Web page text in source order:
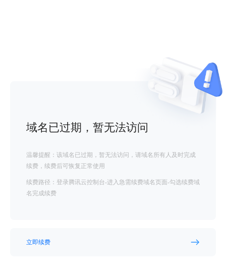
域名已过期，暂无法访问
温馨提醒：该域名已过期，暂无法访问，请域名所有人及时完成
续费，续费后可恢复正常使用
续费路径：登录腾讯云控制台-进入急需续费域名页面-勾选续费域
名完成续费
立即续费